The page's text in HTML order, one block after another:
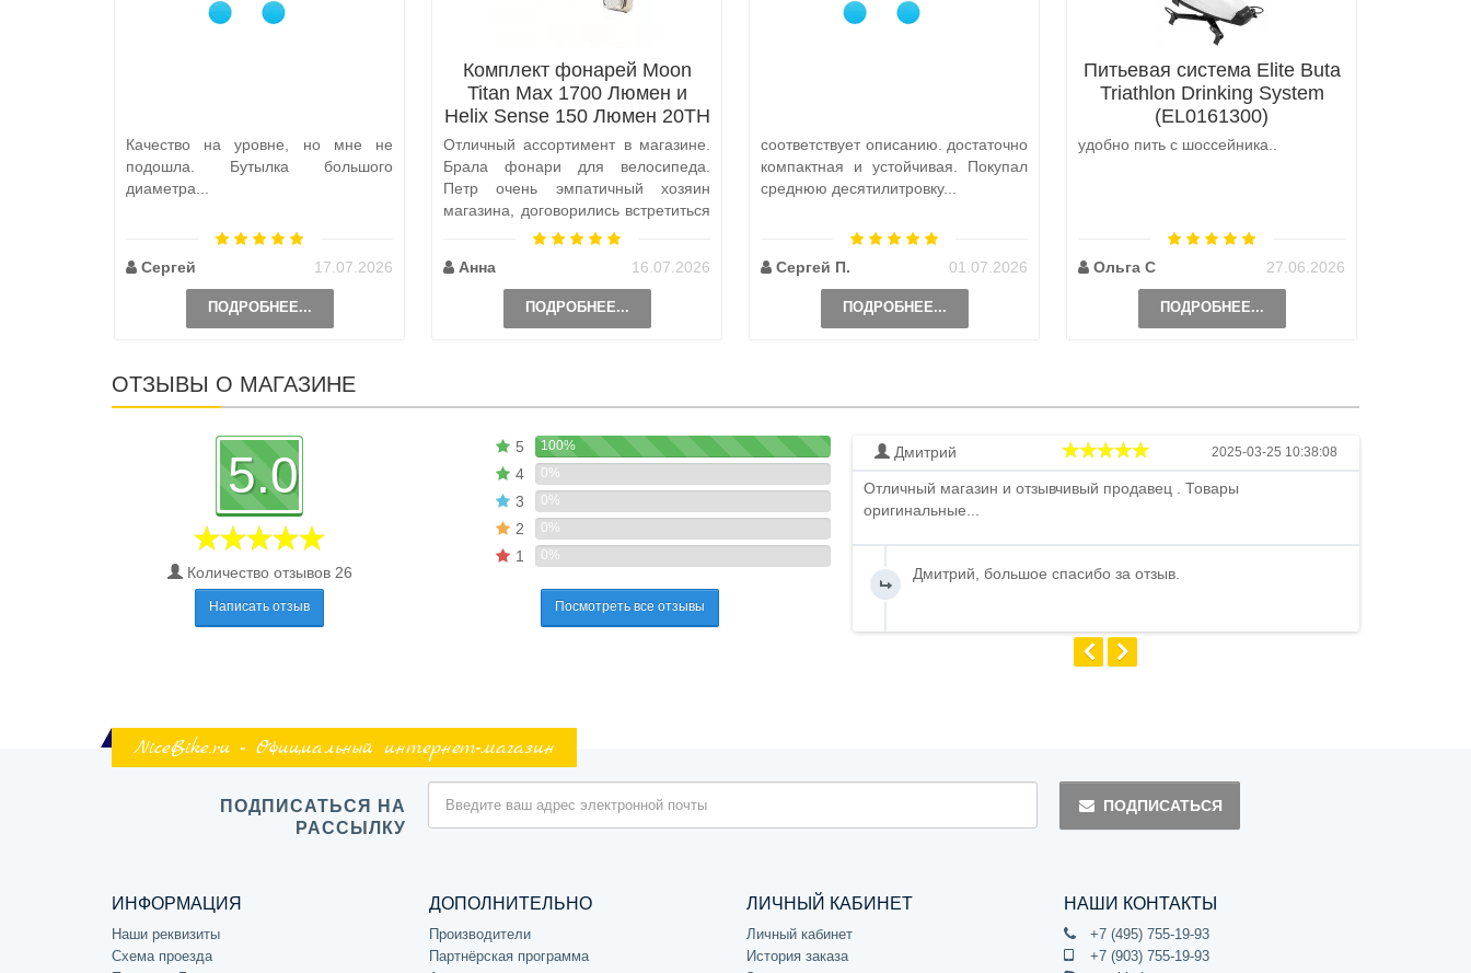
Качество на уровне, но мне не
подошла. Бутылка большого
диаметра...
Сергей 17.07.2026
ПОДРОБНЕЕ...
Комплект фонарей Moon
Titan Max 1700 Люмен и
Helix Sense 150 Люмен 20TH
Anniversary Edition
Отличный ассортимент в магазине.
Брала фонари для велосипеда.
Петр очень эмпатичный хозяин
магазина, договорились встретиться
по пути, чтобы передать ..
Анна
16.07.2026
ПОДРОБНЕЕ...
соответствует описанию. достаточно
компактная и устойчивая. Покупал
среднюю десятилитровку...
Сергей П. 01.07.2026
ПОДРОБНЕЕ...
Питьевая система Elite Buta
Triathlon Drinking System
(EL0161300)
удобно пить с шоссейника..
Ольга С 27.06.2026
ПОДРОБНЕЕ...
ОТЗЫВЫ О МАГАЗИНЕ
5.0
Количество отзывов 26
Написать отзыв
5 100%
4 0%
3 0%
2 0%
1 0%
Посмотреть все отзывы
Дмитрий 2025-03-25 10:38:08
Отличный магазин и отзывчивый продавец . Товары
оригинальные...
Дмитрий, большое спасибо за отзыв.
NiceBike.ru - Официальный интернет-магазин
ПОДПИСАТЬСЯ НА
РАССЫЛКУ
ПОДПИСАТЬСЯ
ИНФОРМАЦИЯ
Наши реквизиты
Схема проезда
ДОПОЛНИТЕЛЬНО
Производители
Партнёрская программа
ЛИЧНЫЙ КАБИНЕТ
Личный кабинет
История заказа
НАШИ КОНТАКТЫ
+7 (495) 755-19-93
+7 (903) 755-19-93